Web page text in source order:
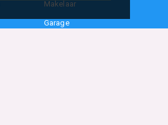
Makelaar
Garage